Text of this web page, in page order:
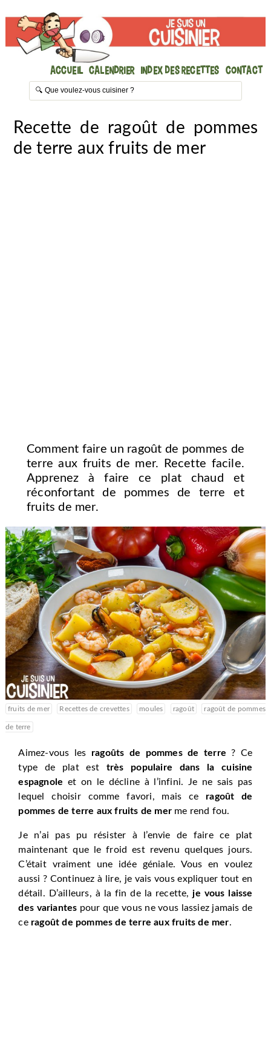
Accueil Calendrier Index des recettes Contact
Recette de ragoût de pommes
de terre aux fruits de mer
Comment faire un ragoût de pommes de
terre aux fruits de mer. Recette facile.
Apprenez à faire ce plat chaud et
réconfortant de pommes de terre et
fruits de mer.
fruits de mer Recettes de crevettes moules ragoût ragoût de pommes
de terre
Aimez-vous les ragoûts de pommes de terre ? Ce
type de plat est très populaire dans la cuisine
espagnole et on le décline à l’infini. Je ne sais pas
lequel choisir comme favori, mais ce ragoût de
pommes de terre aux fruits de mer me rend fou.
Je n’ai pas pu résister à l’envie de faire ce plat
maintenant que le froid est revenu quelques jours.
C’était vraiment une idée géniale. Vous en voulez
aussi ? Continuez à lire, je vais vous expliquer tout en
détail. D’ailleurs, à la fin de la recette,je vous laisse
des variantes pour que vous ne vous lassiez jamais de
ce ragoût de pommes de terre aux fruits de mer.